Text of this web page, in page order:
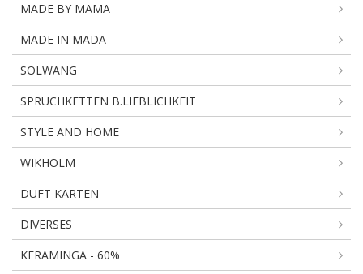
MADE BY MAMA
MADE IN MADA
SOLWANG
SPRUCHKETTEN B.LIEBLICHKEIT
STYLE AND HOME
WIKHOLM
DUFT KARTEN
DIVERSES
KERAMINGA - 60%